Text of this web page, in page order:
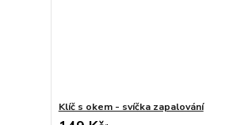
Klíč s okem - svíčka zapalování